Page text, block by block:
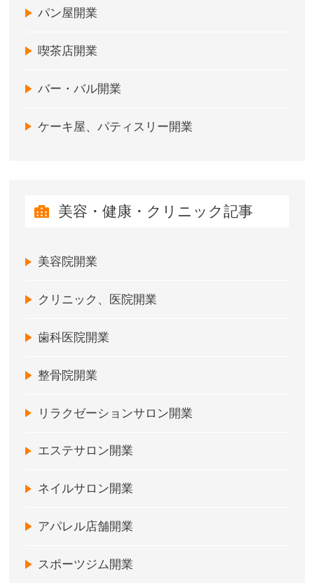
パン屋開業
喫茶店開業
バー・バル開業
ケーキ屋、パティスリー開業
美容・健康・クリニック記事
美容院開業
クリニック、医院開業
歯科医院開業
整骨院開業
リラクゼーションサロン開業
エステサロン開業
ネイルサロン開業
アパレル店舗開業
スポーツジム開業